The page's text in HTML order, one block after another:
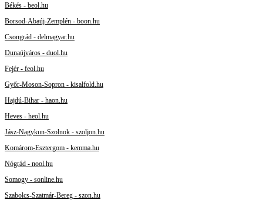
Békés - beol.hu
Borsod-Abaúj-Zemplén - boon.hu
Csongrád - delmagyar.hu
Dunaújváros - duol.hu
Fejér - feol.hu
Győr-Moson-Sopron - kisalfold.hu
Hajdú-Bihar - haon.hu
Heves - heol.hu
Jász-Nagykun-Szolnok - szoljon.hu
Komárom-Esztergom - kemma.hu
Nógrád - nool.hu
Somogy - sonline.hu
Szabolcs-Szatmár-Bereg - szon.hu